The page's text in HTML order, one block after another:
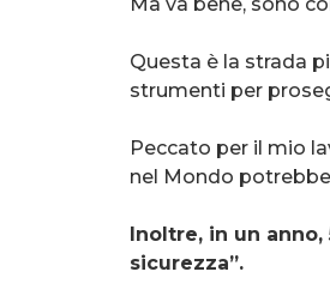
Questa è la strada
strumenti per
Peccato per il mio
nel Mondo
Inoltre, in un
sicurezza”.